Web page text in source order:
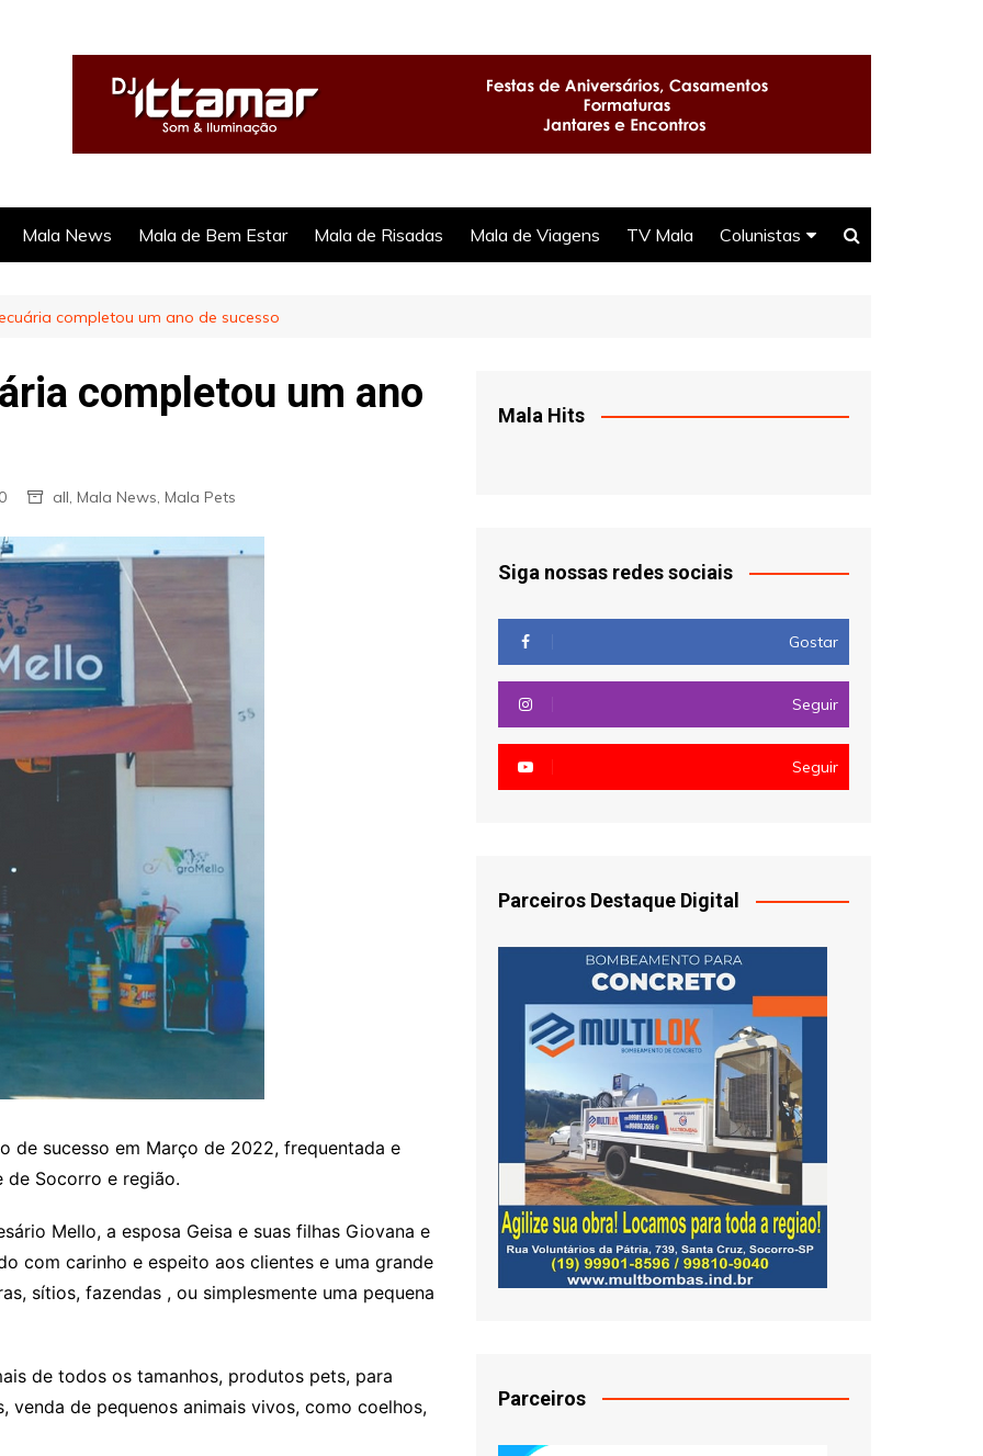
Mala News Mala de Bem Estar Mala de Risadas Mala de Viagens TV Mala Colunistas
completou um ano de sucesso
completou um ano
0 all, Mala News, Mala Pets
de sucesso em Março de 2022, frequentada e
Socorro e região.
Mello, a esposa Geisa e suas filhas Giovana e
com carinho e espeito aos clientes e uma grande
sítios, fazendas , ou simplesmente uma pequena
de todos os tamanhos, produtos pets, para
venda de pequenos animais vivos, como coelhos,
Mala Hits
Siga nossas redes sociais
Gostar
Seguir
Seguir
Parceiros Destaque Digital